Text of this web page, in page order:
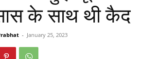
के साथ थी कैद
- January 25, 2023